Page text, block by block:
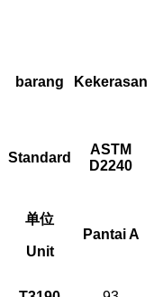
barang Kekerasan
Standard
ASTM
D2240
单位
Unit
Pantai A